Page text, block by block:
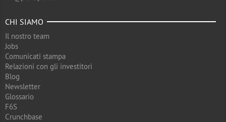
CHI SIAMO
Il nostro team
Jobs
Comunicati stampa
Relazioni con gli investitori
Blog
Newsletter
Glossario
F6S
Crunchbase